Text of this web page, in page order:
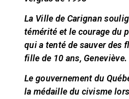
La Ville de Carignan
témérité et le courage du
qui a tenté de sauver des
fille de 10 ans, Geneviève.
Le gouvernement du
la médaille du civisme